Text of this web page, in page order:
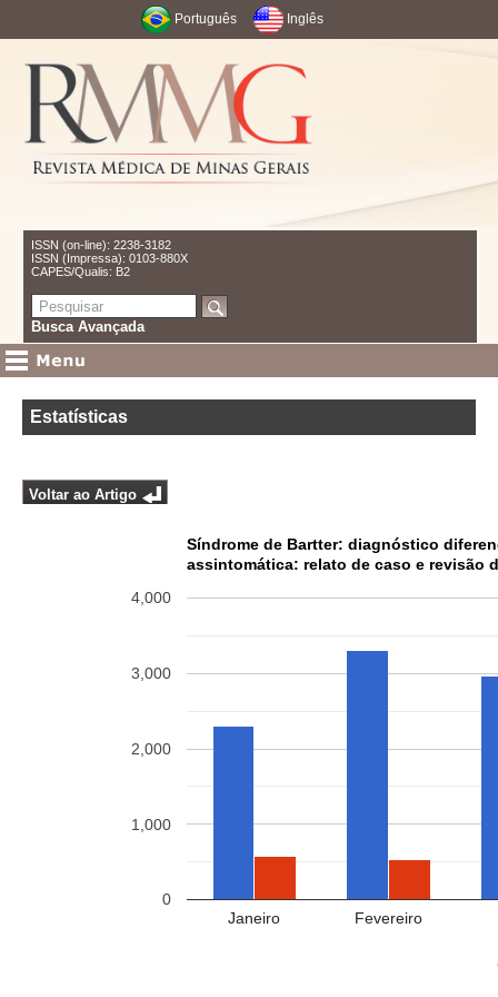
Português Inglês
ISSN (on-line): 2238-3182
ISSN (Impressa): 0103-880X
CAPES/Qualis: B2
Busca Avançada
Estatísticas
Voltar ao Artigo
Síndrome de Bartter: diagnóstico
assintomática: relato de caso e revisão
Janeiro Fevereiro
0
1,000
2,000
3,000
4,000